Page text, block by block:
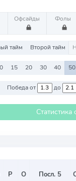
Офсайды Фолы
тайм Второй тайм
15 20 30 40 50
Победа от до
Статистика
Р О Посл. 5